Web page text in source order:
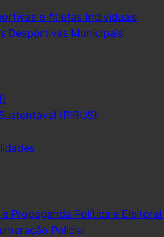
e Atletas Individuais
Desportivas Municipais
(PIRUS)
Propaganda Política e
Policial